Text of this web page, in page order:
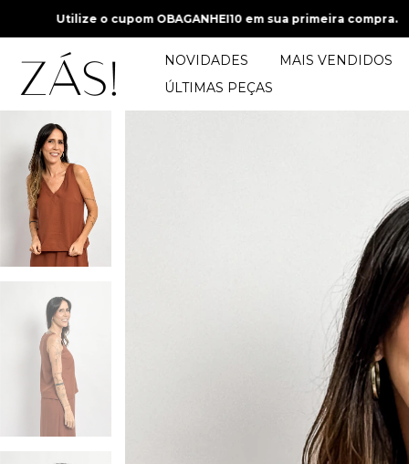
OBAGANHEI10 em sua primeira compra. Utilize o cupom
NOVIDADES
MAIS VENDIDOS
ÚLTIMAS PEÇAS